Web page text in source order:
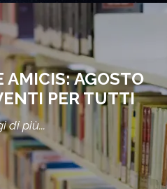
AMICIS: AGOSTO
PER TUTTI
di più...